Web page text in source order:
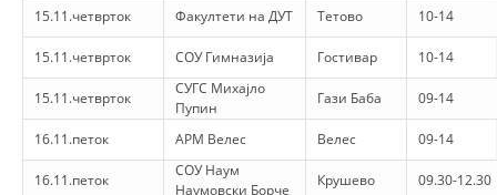
МЕНАЏМЕНТ НА ВОЛОНТЕРИ
15.11.четврток Факултети на ДУТ Тетово 10-14
15.11.четврток СОУ Гимназија Гостивар 10-14
15.11.четврток
СУГС Михајло
Пупин
Гази Баба 09-14
16.11.петок АРМ Велес Велес 09-14
16.11.петок
СОУ Наум
Наумовски Борче
Крушево 09.30-12.30